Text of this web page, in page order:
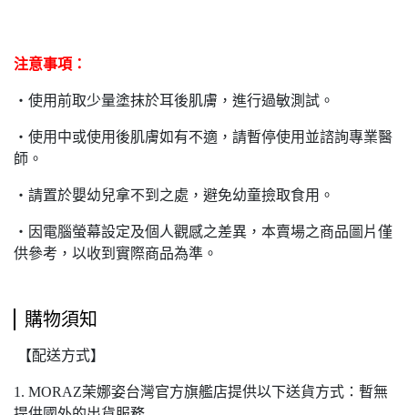
注意事項：
‧ 使用前取少量塗抹於耳後肌膚，進行過敏測試。
‧ 使用中或使用後肌膚如有不適，請暫停使用並諮詢專業醫
師。
‧ 請置於嬰幼兒拿不到之處，避免幼童撿取食用。
‧ 因電腦螢幕設定及個人觀感之差異，本賣場之商品圖片僅
供參考，以收到實際商品為準。
購物須知
【配送方式】
1. MORAZ茉娜姿台灣官方旗艦店提供以下送貨方式：暫無